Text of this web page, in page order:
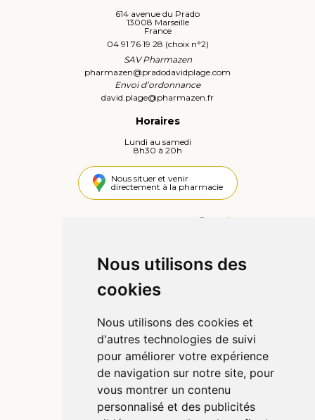
Nous utilisons des
cookies
Nous utilisons des cookies et
d'autres technologies de suivi
pour améliorer votre expérience
de navigation sur notre site, pour
vous montrer un contenu
personnalisé et des publicités
614 avenue du Prado
13008 Marseille
France
04 91 76 19 28 (choix n°2)
SAV Pharmazen
pharmazen@pradodavidplage.com
Envoi d’ordonnance
david.plage@pharmazen.fr
Horaires
Lundi au samedi
8h30 à 20h
Nous situer et venir
directement à la pharmacie
Informations
Qui sommes-nous ?
Déclarer un effet indésirable
Mentions légales
CGV
Données personnelles
Cookies
Préférences Cookies